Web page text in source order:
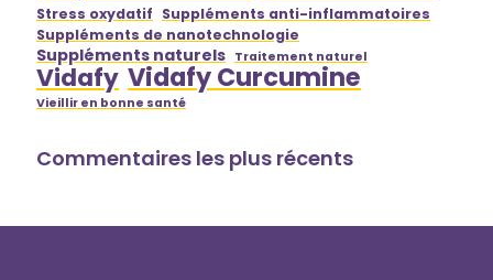
Stress oxydatif Suppléments anti-inflammatoires
Suppléments de nanotechnologie
Suppléments naturels Traitement naturel
Vidafy Vidafy Curcumine
Vieillir en bonne santé
Commentaires les plus récents